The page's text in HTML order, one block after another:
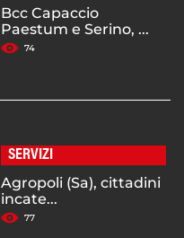
Bcc Capaccio
Paestum e Serino, ...
74
SERVIZI
Agropoli (Sa), cittadini
incate...
77